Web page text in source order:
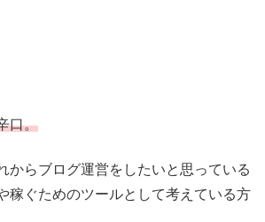
口。
からブログ運営をしたいと思っている
稼ぐためのツールとして考えている方